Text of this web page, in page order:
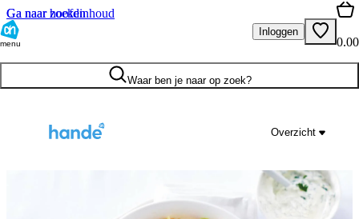
Ga naar hoofdinhoud
Ga naar zoeken
menu
Inloggen
0.00
Waar ben je naar op zoek?
Overzicht